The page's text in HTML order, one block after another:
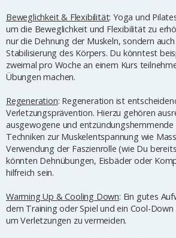
Beweglichkeit & Flexibilität: Yoga und
um die Beweglichkeit und Flexibilität zu
nur die Dehnung der Muskeln, sondern
Stabilisierung des Körpers. Du könntest
zweimal pro Woche an einem Kurs
Übungen machen.
Regeneration: Regeneration ist
Verletzungsprävention. Hierzu gehören
ausgewogene und entzündungshemmende
Techniken zur Muskelentspannung wie
Verwendung der Faszienrolle (wie Du
könnten Dehnübungen, Eisbäder oder
hilfreich sein.
Warming Up & Cooling Down: Ein gutes
dem Training oder Spiel und ein Cool-Down
um Verletzungen zu vermeiden.